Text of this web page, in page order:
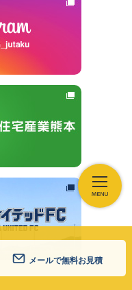
メールで無料お見積